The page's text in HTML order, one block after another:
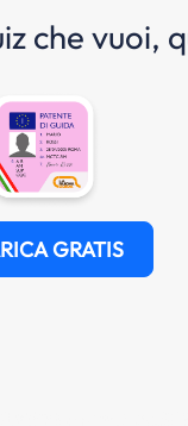
che vuoi,
GRATIS